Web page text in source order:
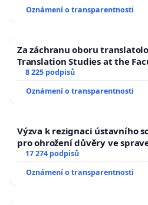
Oznámení o transparentnosti
Za záchranu oboru
Translation Studies at the
University
8 225 podpisů
Oznámení o transparentnosti
Výzva k rezignaci ústavního
pro ohrožení důvěry ve
17 274 podpisů
Oznámení o transparentnosti